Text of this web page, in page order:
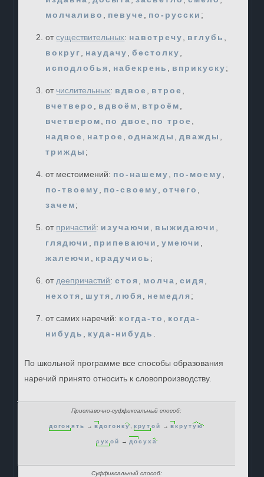
молчаливо
певуче по-русски ;
отсуществительных: навстречу вглубь
вокруг
наудачу ,бестолку
исподлобья
набекрень вприкуску;
от числительных: вдвое втрое
вчетверо
вдвоём втроём
вчетвером
по двое по трое
надвое
натрое ,однажды ,дважды
трижды ;
от местоимений: по-нашему по-моему
по-твоему
по-своему ,отчего
зачем;
от причастий: изучаючи выжидаючи
глядючи
припеваючи ,умеючи
жалеючи
крадучись ;
от деепричастий:стоя молча ,сидя
нехотя
шутя ,любя немедля ;
от самих наречий: когда-то
когда-
нибудь
куда-нибудь
По школьной программе все способы образования
наречий принято относить к словопроизводству.
Приставочно-суффиксальный способ:
догон ять →вдогонку ,крут ой →вкрутую
сух ой → досух а
Суффиксальный способ: